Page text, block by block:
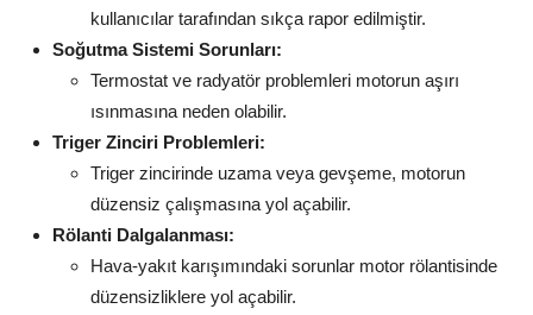
kullanıcılar tarafından sıkça rapor edilmiştir.
Soğutma Sistemi Sorunları:
Termostat ve radyatör problemleri motorun aşırı
ısınmasına neden olabilir.
Triger Zinciri Problemleri:
Triger zincirinde uzama veya gevşeme, motorun
düzensiz çalışmasına yol açabilir.
Rölanti Dalgalanması:
Hava-yakıt karışımındaki sorunlar motor rölantisinde
düzensizliklere yol açabilir.